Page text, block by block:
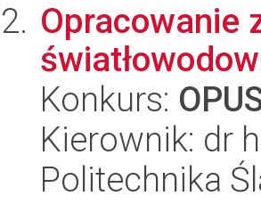
Opracowanie
Konkurs:
Kierownik: dr
Politechnika